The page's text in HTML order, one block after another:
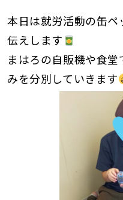
本日は就労活動の缶
伝えします
まはろの自販機や食
みを分別していきます